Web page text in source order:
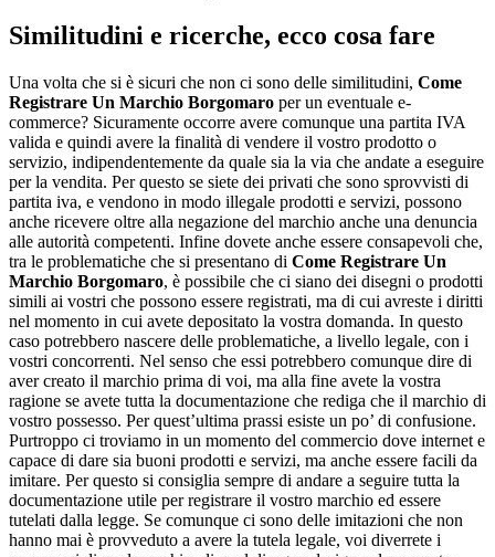
Similitudini e ricerche, ecco cosa fare
Una volta che si è sicuri che non ci sono delle similitudini, Come
Registrare Un Marchio Borgomaro per un eventuale e-
commerce? Sicuramente occorre avere comunque una partita IVA
valida e quindi avere la finalità di vendere il vostro prodotto o
servizio, indipendentemente da quale sia la via che andate a eseguire
per la vendita. Per questo se siete dei privati che sono sprovvisti di
partita iva, e vendono in modo illegale prodotti e servizi, possono
anche ricevere oltre alla negazione del marchio anche una denuncia
alle autorità competenti. Infine dovete anche essere consapevoli che,
tra le problematiche che si presentano di Come Registrare Un
Marchio Borgomaro, è possibile che ci siano dei disegni o prodotti
simili ai vostri che possono essere registrati, ma di cui avreste i diritti
nel momento in cui avete depositato la vostra domanda. In questo
caso potrebbero nascere delle problematiche, a livello legale, con i
vostri concorrenti. Nel senso che essi potrebbero comunque dire di
aver creato il marchio prima di voi, ma alla fine avete la vostra
ragione se avete tutta la documentazione che rediga che il marchio di
vostro possesso. Per quest’ultima prassi esiste un po’ di confusione.
Purtroppo ci troviamo in un momento del commercio dove internet e
capace di dare sia buoni prodotti e servizi, ma anche essere facili da
imitare. Per questo si consiglia sempre di andare a seguire tutta la
documentazione utile per registrare il vostro marchio ed essere
tutelati dalla legge. Se comunque ci sono delle imitazioni che non
hanno mai è provveduto a avere la tutela legale, voi diverrete i